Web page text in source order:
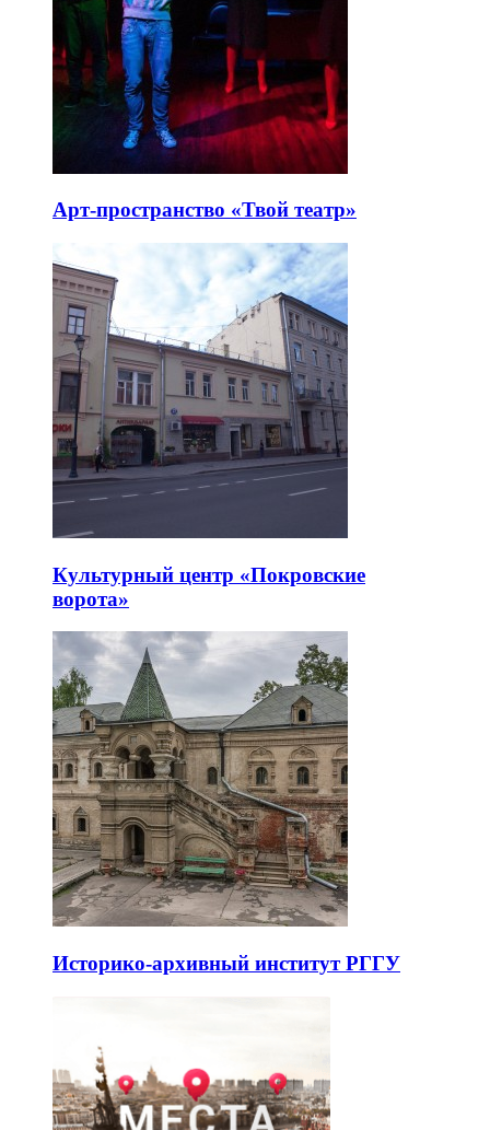
Арт-пространство «Твой театр»
Культурный центр «Покровские
ворота»
Историко-архивный институт РГГУ